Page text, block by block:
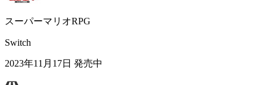
スーパーマリオRPG
Switch
2023年11月17日 発売中